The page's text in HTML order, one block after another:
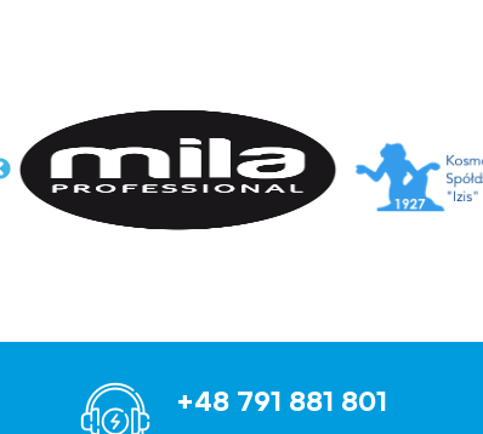
+48 791 881 801